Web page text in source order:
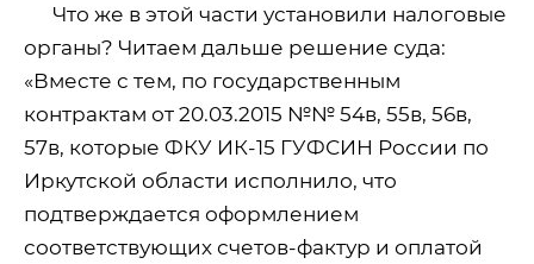
Что же в этой части установили налоговые
органы? Читаем дальше решение суда:
«Вместе с тем, по государственным
контрактам от 20.03.2015 №№ 54в, 55в, 56в,
57в, которые ФКУ ИК-15 ГУФСИН России по
Иркутской области исполнило, что
подтверждается оформлением
соответствующих счетов-фактур и оплатой